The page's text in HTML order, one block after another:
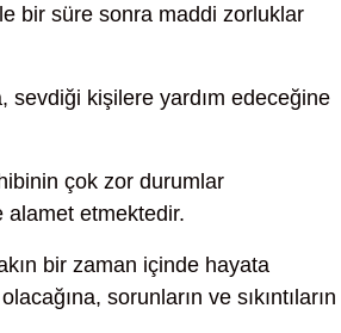
bir süre sonra maddi zorluklar
sevdiği kişilere yardım edeceğine
çok zor durumlar
alamet etmektedir.
bir zaman içinde hayata
sorunların ve sıkıntıların